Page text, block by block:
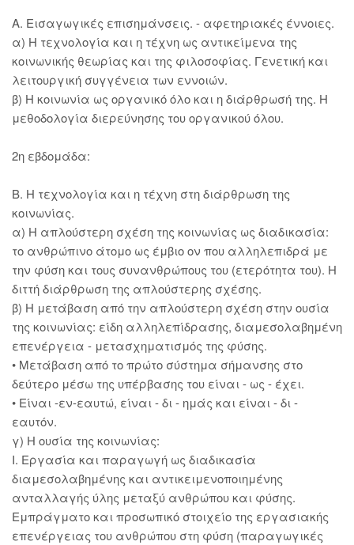
Α. Εισαγωγικές επισημάνσεις. - αφετηριακές έννοιες.
α) Η τεχνολογία και η τέχνη ως αντικείμενα της
κοινωνικής θεωρίας και της φιλοσοφίας. Γενετική και
λειτουργική συγγένεια των εννοιών.
β) Η κοινωνία ως οργανικό όλο και η διάρθρωσή της. Η
μεθοδολογία διερεύνησης του οργανικού όλου.
2η εβδομάδα:
Β. Η τεχνολογία και η τέχνη στη διάρθρωση της
κοινωνίας.
α) Η απλούστερη σχέση της κοινωνίας ως διαδικασία:
το ανθρώπινο άτομο ως έμβιο ον που αλληλεπιδρά με
την φύση και τους συνανθρώπους του (ετερότητα του). Η
διττή διάρθρωση της απλούστερης σχέσης.
β) Η μετάβαση από την απλούστερη σχέση στην ουσία
της κοινωνίας: είδη αλληλεπίδρασης, διαμεσολαβημένη
επενέργεια - μετασχηματισμός της φύσης.
• Μετάβαση από το πρώτο σύστημα σήμανσης στο
δεύτερο μέσω της υπέρβασης του είναι - ως - έχει.
• Είναι -εν-εαυτώ, είναι - δι - ημάς και είναι - δι -
εαυτόν.
γ) Η ουσία της κοινωνίας:
Ι. Εργασία και παραγωγή ως διαδικασία
διαμεσολαβημένης και αντικειμενοποιημένης
ανταλλαγής ύλης μεταξύ ανθρώπου και φύσης.
Εμπράγματο και προσωπικό στοιχείο της εργασιακής
επενέργειας του ανθρώπου στη φύση (παραγωγικές